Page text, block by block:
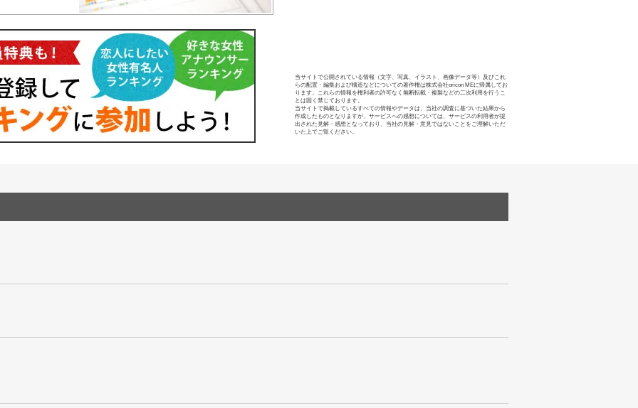
当サイトで公開されている情報（文字、写真、イラスト、画像データ等）及びこれ
らの配置・編集および構造などについての著作権は株式会社oricon MEに帰属してお
ります。これらの情報を権利者の許可なく無断転載・複製などの二次利用を行うこ
とは固く禁じております。
当サイトで掲載しているすべての情報やデータは、当社の調査に基づいた結果から
作成したものとなりますが、サービスへの感想については、サービスの利用者が提
出された見解・感想となっており、当社の見解・意見ではないことをご理解いただ
いた上でご覧ください。